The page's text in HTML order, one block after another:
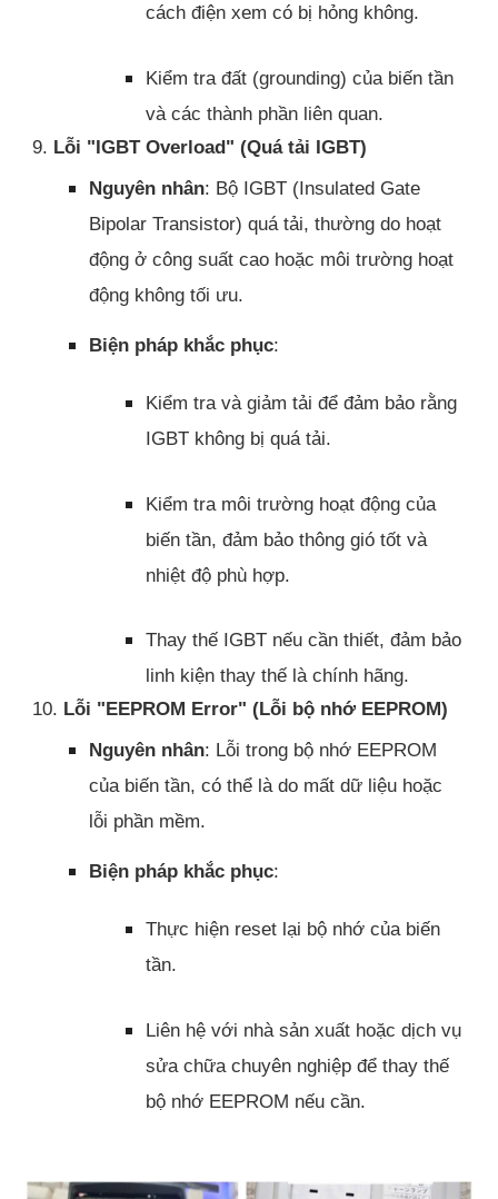
cách điện xem có bị hỏng không.
Kiểm tra đất (grounding) của biến tần
và các thành phần liên quan.
9. Lỗi "IGBT Overload" (Quá tải IGBT)
Nguyên nhân: Bộ IGBT (Insulated Gate
Bipolar Transistor) quá tải, thường do hoạt
động ở công suất cao hoặc môi trường hoạt
động không tối ưu.
Biện pháp khắc phục:
Kiểm tra và giảm tải để đảm bảo rằng
IGBT không bị quá tải.
Kiểm tra môi trường hoạt động của
biến tần, đảm bảo thông gió tốt và
nhiệt độ phù hợp.
Thay thế IGBT nếu cần thiết, đảm bảo
linh kiện thay thế là chính hãng.
10. Lỗi "EEPROM Error" (Lỗi bộ nhớ EEPROM)
Nguyên nhân: Lỗi trong bộ nhớ EEPROM
của biến tần, có thể là do mất dữ liệu hoặc
lỗi phần mềm.
Biện pháp khắc phục:
Thực hiện reset lại bộ nhớ của biến
tần.
Liên hệ với nhà sản xuất hoặc dịch vụ
sửa chữa chuyên nghiệp để thay thế
bộ nhớ EEPROM nếu cần.